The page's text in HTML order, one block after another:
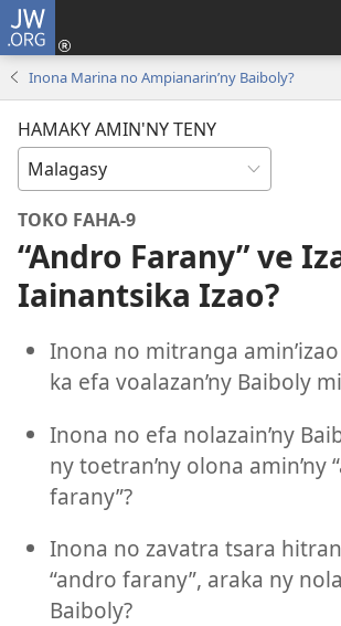
JW.ORG
Inona Marina no Ampianarin’ny Baiboly?
HAMAKY AMIN'NY TENY
TOKO FAHA-9
“Andro Farany” ve
Iainantsika Izao?
Inona no mitranga
ka efa voalazan’ny Baiboly
Inona no efa nolazain’ny
ny toetran’ny olona amin’ny
farany”?
Inona no zavatra tsara
“andro farany”, araka ny
Baiboly?